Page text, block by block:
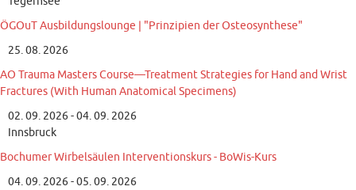
ÖGOuT Ausbildungslounge | "Prinzipien der Osteosynthese"
25. 08. 2026
AO Trauma Masters Course—Treatment Strategies for Hand and Wrist
Fractures (With Human Anatomical Specimens)
02. 09. 2026 - 04. 09. 2026
Innsbruck
Bochumer Wirbelsäulen Interventionskurs - BoWis-Kurs
04. 09. 2026 - 05. 09. 2026